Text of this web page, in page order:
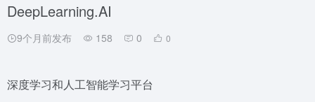
DeepLearning.AI
9个月前发布 158 0 0
深度学习和人工智能学习平台